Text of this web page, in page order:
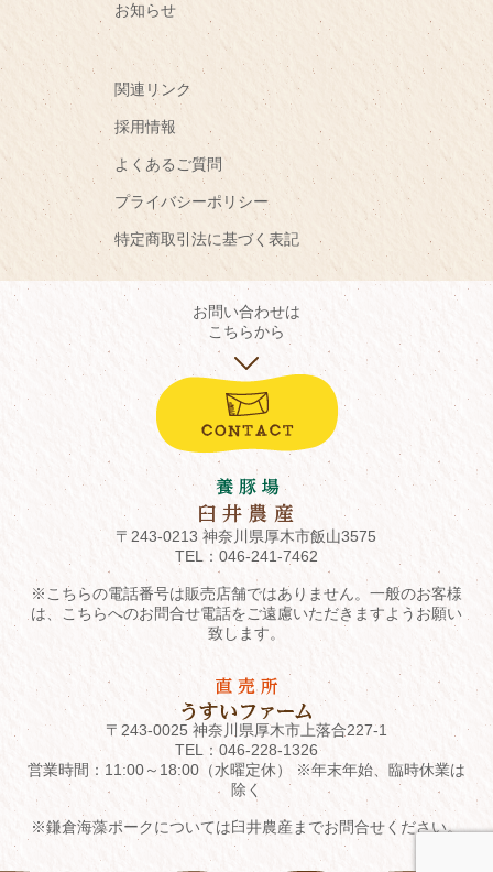
お知らせ
関連リンク
採用情報
よくあるご質問
プライバシーポリシー
特定商取引法に基づく表記
お問い合わせは
こちらから
〒243-0213 神奈川県厚木市飯山3575
TEL： 046-241-7462
※こちらの電話番号は販売店舗ではありません。一般のお客様
は、こちらへのお問合せ電話をご遠慮いただきますようお願い
致します。
〒243-0025 神奈川県厚木市上落合227-1
TEL： 046-228-1326
営業時間：11:00～18:00（水曜定休） ※年末年始、臨時休業は
除く
※鎌倉海藻ポークについては臼井農産までお問合せください。